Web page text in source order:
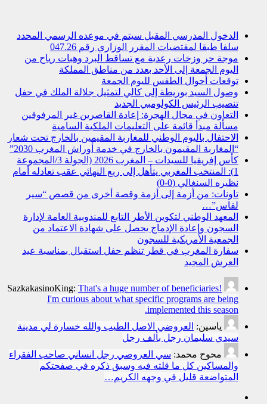
الدخول المدرسي المقبل سیتم في موعده الرسمي المحدد
سلفا طبقا لمقتضیات المقرر الوزاري رقم 047.26
موجة حر وزخات رعدية مع تساقط البرد وهبات رياح من
اليوم الجمعة إلى الأحد بعدد من مناطق المملكة
توقعات أحوال الطقس لليوم الجمعة
وصول السيد بوريطة إلى كالي لتمثيل جلالة الملك في حفل
تنصيب الرئيس الكولومبي الجديد
التعاون في مجال الهجرة: إعادة القاصرين غير المرفوقين
مسألة مبدأ قائمة على التعليمات الملكية السامية
الاحتفال باليوم الوطني للمغاربة المقيمين بالخارج تحت شعار
“المغاربة المقيمون بالخارج في خدمة أوراش المغرب 2030”
كأس إفريقيا للسيدات – المغرب 2026 (الجولة 3/المجموعة
1): المنتخب المغربي يتأهل إلى ربع النهائي عقب تعادله أمام
نظيره السنغالي (0-0)
تاونات: من أزمة إلى أزمة وقصة أخرى من قصص “سير
لفاس”…
المعهد الوطني لتكوين الأطر التابع للمندوبية العامة لإدارة
السجون وإعادة الإدماج يحصل على شهادة الاعتماد من
الجمعية الأمريكية للسجون
سفارة المغرب في قطر تنظم حفل استقبال بمناسبة عيد
العرش المجيد
SazkakasinoKing: That's a huge number of beneficiaries!
I'm curious about what specific programs are being
implemented this season.
ياسين: العروضي الاصل الطيب والله خسارة لي مدينة
سيدي سليمان رجل بألف رجل
محوح محمد: سي العروصي رجل انساني صاحب الفقراء
والمساكين كل ما قلته فيه وسبق ذكره في صفحتكم
المتواضعة قليل في وجهه الكريم…